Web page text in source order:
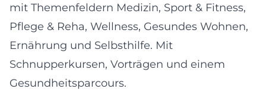
mit Themenfeldern Medizin, Sport & Fitness,
Pflege & Reha, Wellness, Gesundes Wohnen,
Ernährung und Selbsthilfe. Mit
Schnupperkursen, Vorträgen und einem
Gesundheitsparcours.